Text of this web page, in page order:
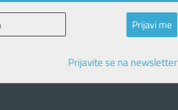
Prijavite se na newsletter